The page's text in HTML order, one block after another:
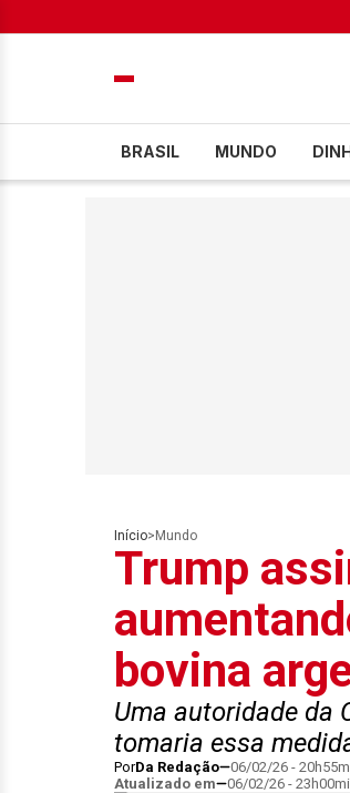
BRASIL MUNDO
Início> Mundo
Trump
bovina
Uma autoridade da
tomaria essa
PorDa Redação 06/02/26 -
Atualizado em
06/02/26 -